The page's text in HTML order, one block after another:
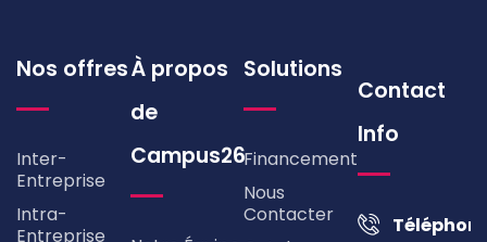
Nos offres
Inter-
Entreprise
Intra-
Entreprise
À propos
de
Campus26
Solutions
Financement
Nous
Contacter
Contact
Info